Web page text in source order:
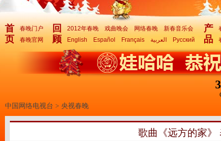
首
页
春晚门户
春晚官网
回
顾
2012年春晚 戏曲晚会 网络春晚
新春音乐会
English
Español Français العربية Русский
产
品
中国网络电视台 > 央视春晚
歌曲《远方的家》